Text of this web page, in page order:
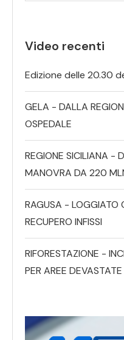
Video recenti
Edizione delle 20.30
GELA - DALLA
OSPEDALE
REGIONE SICILIANA -
MANOVRA DA 220
RAGUSA - LOGGIATO
RECUPERO INFISSI
RIFORESTAZIONE -
PER AREE DEVASTATE